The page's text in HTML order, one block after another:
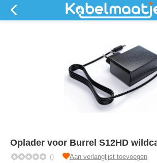
Oplader voor Burrel S12HD
() Aan verlanglijst toevoegen